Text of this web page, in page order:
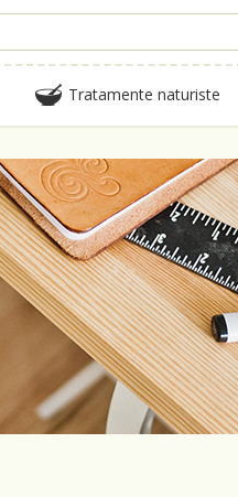
Tratamente naturiste